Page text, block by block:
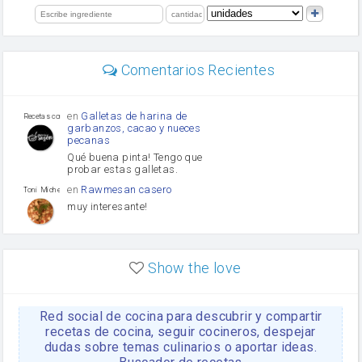
limón
Comentarios Recientes
Recetas con sazon
en Galletas de harina de
garbanzos, cacao y nueces
pecanas
Qué buena pinta! Tengo que
probar estas galletas.
Toni Michel Caubet
en Rawmesan casero
muy interesante!
enLasaña casera fácil y
HOJALDROSA TV
enGachas de la abuela
Rosa
https://youtu.be/Mz69gcVO3sI
Show the love
Red social de cocina para descubrir y compartir
recetas de cocina, seguir cocineros, despejar
dudas sobre temas culinarios o aportar ideas.